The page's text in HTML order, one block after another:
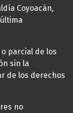
Coyoacán,
parcial de los
sin la
de los derechos
no